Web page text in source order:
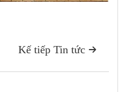

Kế tiếp Tin tức